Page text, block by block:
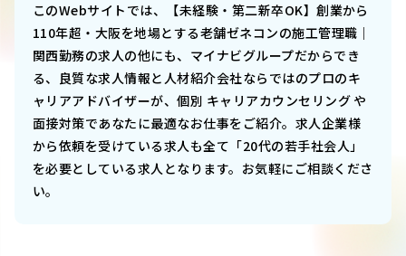
このWebサイトでは、
【未経験・第二新卒OK】創業から
110年超・大阪を地場とする老舗ゼネコンの施工管理職｜
関西勤務の求人の他にも、マイナビグループだからでき
る、良質な求人情報と人材紹介会社ならではのプロのキ
ャリアアドバイザーが、個別 キャリアカウンセリング や
面接対策であなたに最適なお仕事をご紹介。求人企業様
から依頼を受けている求人も全て「20代の若手社会人」
を必要としている求人となります。お気軽にご相談くださ
い。